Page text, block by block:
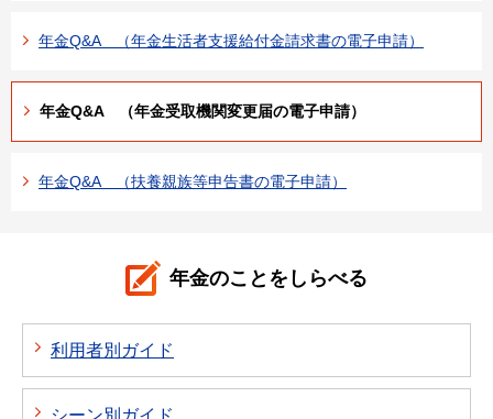
年金Q&A （年金生活者支援給付金請求書の電子申請）
年金Q&A （年金受取機関変更届の電子申請）
年金Q&A （扶養親族等申告書の電子申請）
年金のことをしらべる
利用者別ガイド